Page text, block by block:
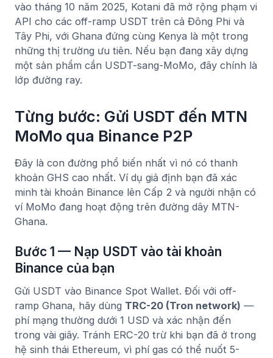
vào tháng 10 năm 2025, Kotani đã mở rộng phạm vi
API cho các off-ramp USDT trên cả Đông Phi và
Tây Phi, với Ghana đứng cùng Kenya là một trong
những thị trường ưu tiên. Nếu bạn đang xây dựng
một sản phẩm cần USDT-sang-MoMo, đây chính là
lớp đường ray.
Từng bước: Gửi USDT đến MTN
MoMo qua Binance P2P
Đây là con đường phổ biến nhất vì nó có thanh
khoản GHS cao nhất. Ví dụ giả định bạn đã xác
minh tài khoản Binance lên Cấp 2 và người nhận có
ví MoMo đang hoạt động trên đường dây MTN-
Ghana.
Bước 1 — Nạp USDT vào tài khoản
Binance của bạn
Gửi USDT vào Binance Spot Wallet. Đối với off-
ramp Ghana, hãy dùng TRC-20 (Tron network) —
phí mạng thường dưới 1 USD và xác nhận đến
trong vài giây. Tránh ERC-20 trừ khi bạn đã ở trong
hệ sinh thái Ethereum, vì phí gas có thể nuốt 5-